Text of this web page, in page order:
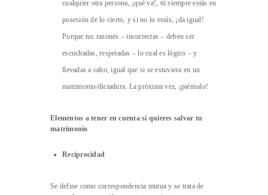
cualquier otra persona, ¡qué va!, tú siempre estás en
posesión de lo cierto, y si no lo estás, ¡da igual!
Porque tus razones – incorrectas – deben ser
escuchadas, respetadas – lo cual es lógico – y
llevadas a cabo, igual que si se estuviera en un
matrimonio/dictadura. La próxima vez, ¡piénsalo!
Elementos atener en cuenta si quieres salvar tu
matrimonio
Reciprocidad
Se define como correspondencia mutua y se trata de